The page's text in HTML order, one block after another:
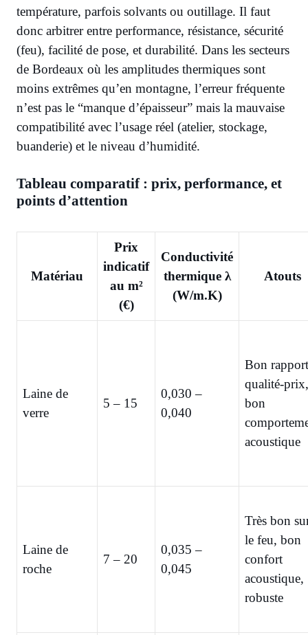
température, parfois solvants ou outillage. Il faut
donc arbitrer entre performance, résistance, sécurité
(feu), facilité de pose, et durabilité. Dans les secteurs
de Bordeaux où les amplitudes thermiques sont
moins extrêmes qu’en montagne, l’erreur fréquente
n’est pas le “manque d’épaisseur” mais la mauvaise
compatibilité avec l’usage réel (atelier, stockage,
buanderie) et le niveau d’humidité.
Tableau comparatif : prix, performance, et
points d’attention
Matériau
Prix
indicatif
au m²
(€)
Conductivité
thermique λ
(W/m.K)
Atouts
Laine de
verre
5 – 15
0,030 –
0,040
Bon rapport
qualité-prix,
bon
acoustique
Laine de
roche
7 – 20
0,035 –
0,045
Très bon
le feu, bon
confort
acoustique,
robuste